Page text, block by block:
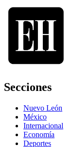
Secciones
Nuevo León
México
Internacional
Economía
Deportes